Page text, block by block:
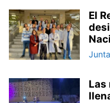
El
Las